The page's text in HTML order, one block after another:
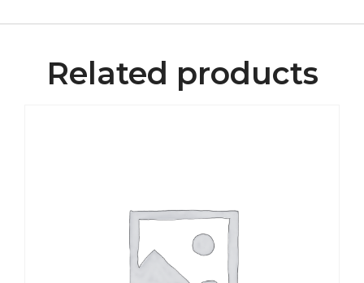
Related products